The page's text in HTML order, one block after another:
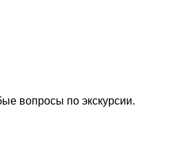
вопросы по экскурсии.